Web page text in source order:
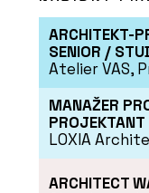
ARCHITEKT-
SENIOR /
Atelier VAS,
MANAŽER
PROJEKTANT
LOXIA
ARCHITECT